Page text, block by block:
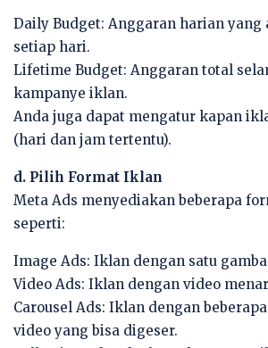
Daily Budget: Anggaran harian yang
setiap hari.
Lifetime Budget: Anggaran total
kampanye iklan.
Anda juga dapat mengatur kapan
(hari dan jam tertentu).
d. Pilih Format Iklan
Meta Ads menyediakan beberapa
seperti:
Image Ads: Iklan dengan satu
Video Ads: Iklan dengan video
Carousel Ads: Iklan dengan
video yang bisa digeser.